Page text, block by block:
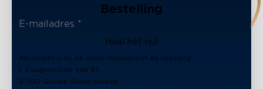
Bestelling
Haal het nu!
Abonneer u nu op onze nieuwsbrief en ontvang:
1. Couponcode van €5
2. 100 Govee Store-punten